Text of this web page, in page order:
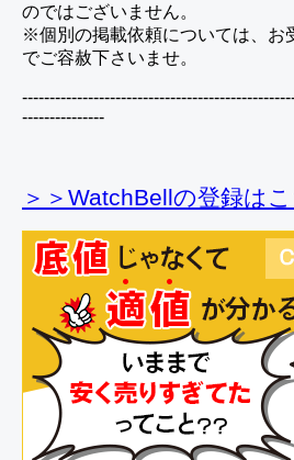
のではございません。
※個別の掲載依頼については、お
でご容赦下さいませ。
---------------
＞＞WatchBellの登録は